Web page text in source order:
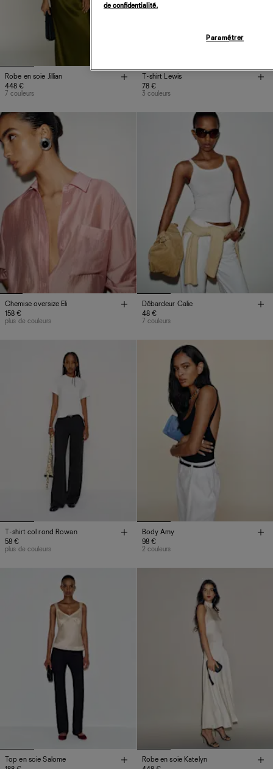
Robe en soie Jillian
448 €
7 couleurs
T-shirt Lewis
78 €
3 couleurs
Chemise oversize Eli
158 €
plus de couleurs
Débardeur Calie
48 €
7 couleurs
T-shirt col rond Rowan
58 €
plus de couleurs
Body Amy
98 €
2 couleurs
Top en soie Salome
Robe en soie Katelyn
de confidentialité.
Paramétrer